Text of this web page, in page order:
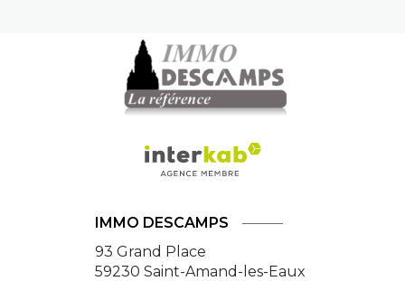
IMMO DESCAMPS
93 Grand Place
59230 Saint-Amand-les-Eaux